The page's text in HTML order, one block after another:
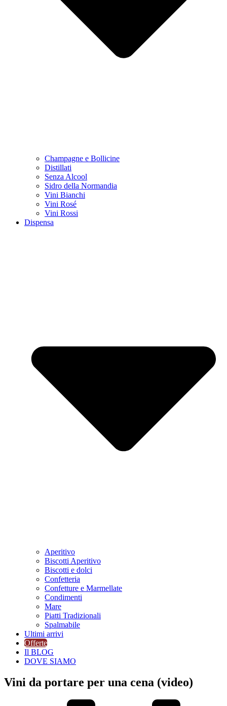
Champagne e Bollicine
Distillati
Senza Alcool
Sidro della Normandia
Vini Bianchi
Vini Rosé
Vini Rossi
Dispensa
Aperitivo
Biscotti Aperitivo
Biscotti e dolci
Confetteria
Confetture e Marmellate
Condimenti
Mare
Piatti Tradizionali
Spalmabile
Ultimi arrivi
Offerte
Il BLOG
DOVE SIAMO
Vini da portare per una cena (video)